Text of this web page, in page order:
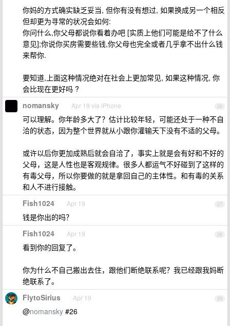
你妈的方式确实缺乏妥当, 但你有没有想过, 如果换成另一个相反
但却更为寻常的状况会如何:
你问什么,你父母都说你看着办吧 [实质上他们可能是给不了什么
意见];你说你买房需要些钱,你父母也完全或者几乎拿不出什么钱
来帮你.
要知道,上面这种情况绝对在社会上更加常见, 如果这种情况, 你
会比现在更好吗 ?
26
nomansky Apr 19 via iPhone
可以理解。你年龄多大了？估计比较年轻，可能还处于一种不自
洽的状态，因为整个世界就从小跟你灌输天下没有不适的父母。
或许以后你更加成熟后就会自洽了，事实上就是会有好和不好的
父母，这是人性也是客观规律。很多人都运气不好碰到了这样的
有毒父母，所以你要做的就是拿回自己的主体性。和有毒的关系
和人不进行接触。
27
Fish1024 Apr 19
钱是你出的吗？
28
Fish1024 Apr 19
看到你的回复了。
你为什么不自己搬出去住，跟他们断绝联系呢？我已经跟我妈断
绝联系了。
29
FlytoSirius Apr 19
@nomansky #26